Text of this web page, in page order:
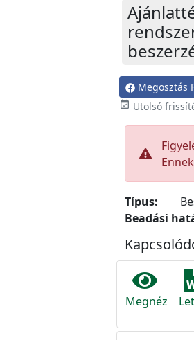
Megosztás
 Utolsó
Típus:
Beadási
Megnéz